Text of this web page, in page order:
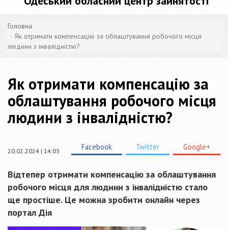
Головна
Як отримати компенсацію за облаштування робочого місця
людини з інвалідністю?
Як отримати компенсацію за
облаштування робочого місця
людини з інвалідністю?
20.02.2024 | 14:03 Facebook Twitter Google+
Відтепер отримати компенсацію за облаштування
робочого місця для людини з інвалідністю стало
ще простіше. Це можна зробити онлайн через
портал Дія